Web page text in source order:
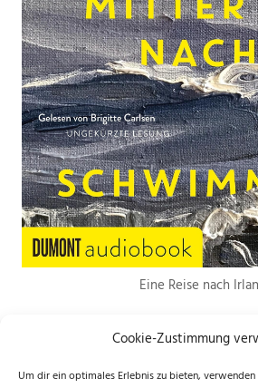
Cookie-Zustimmung
Um dir ein optimales Erlebnis zu bieten,
Eine Reise nach